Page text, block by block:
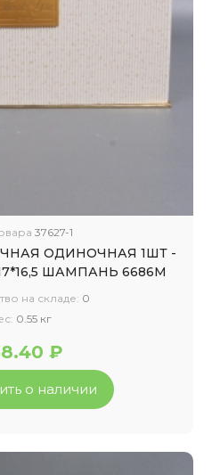
37627-1
ОДИНОЧНАЯ 1ШТ -
ШАМПАНЬ 6686М
на складе: 0
0.55 кг
₽
о наличии